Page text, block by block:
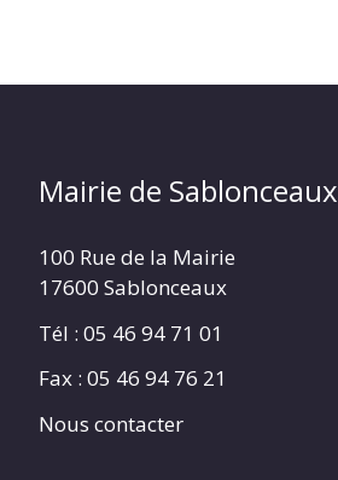
Mairie de Sablonceaux
100 Rue de la Mairie
17600 Sablonceaux
Tél : 05 46 94 71 01
Fax : 05 46 94 76 21
Nous contacter